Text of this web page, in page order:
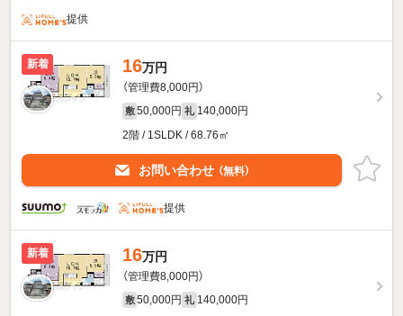
提供
新着 16万円
（管理費8,000円）
敷 50,000円 礼 140,000円
2階 / 1SLDK / 68.76㎡
お問い合わせ （無料）
提供
新着 16万円
（管理費8,000円）
敷 50,000円 礼 140,000円